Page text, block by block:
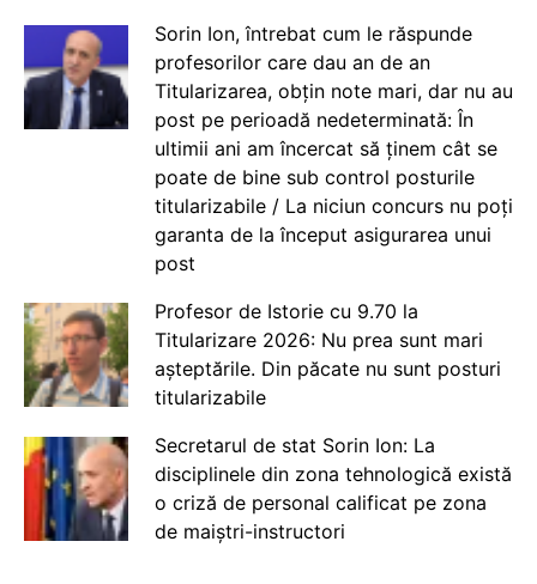
Sorin Ion, întrebat cum le răspunde
profesorilor care dau an de an
Titularizarea, obțin note mari, dar nu au
post pe perioadă nedeterminată: În
ultimii ani am încercat să ținem cât se
poate de bine sub control posturile
titularizabile / La niciun concurs nu poți
garanta de la început asigurarea unui
post
Profesor de Istorie cu 9.70 la
Titularizare 2026: Nu prea sunt mari
așteptările. Din păcate nu sunt posturi
titularizabile
Secretarul de stat Sorin Ion: La
disciplinele din zona tehnologică există
o criză de personal calificat pe zona
de maiștri-instructori